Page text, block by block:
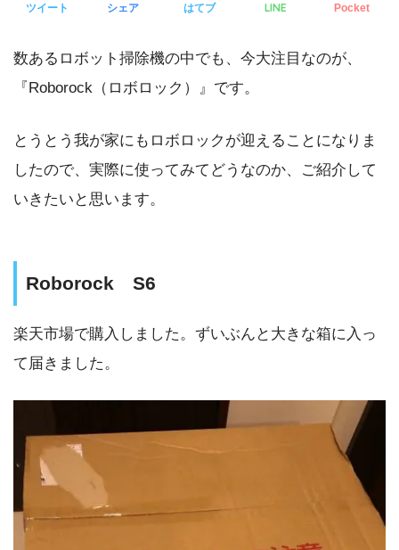
ツイート シェア はてブ LINE Pocket
数あるロボット掃除機の中でも、今大注目なのが、
『Roborock（ロボロック）』です。
とうとう我が家にもロボロックが迎えることになりま
したので、実際に使ってみてどうなのか、ご紹介して
いきたいと思います。
Roborock S6
楽天市場で購入しました。ずいぶんと大きな箱に入っ
て届きました。